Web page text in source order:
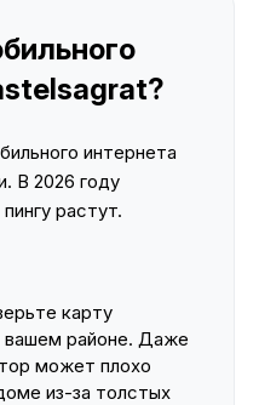
интернета
В 2026 году
растут.
карту
вашем районе. Даже
может плохо
из-за толстых